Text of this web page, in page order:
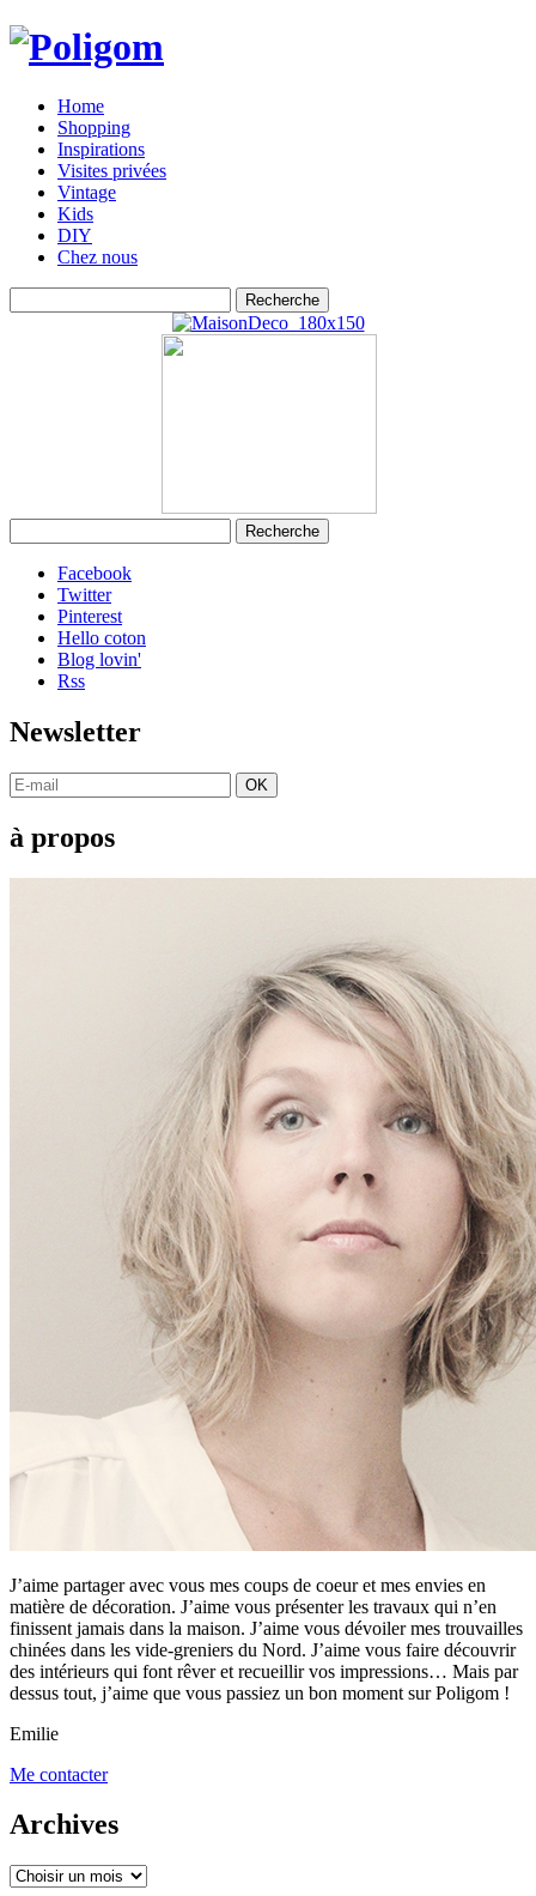
Home
Shopping
Inspirations
Visites privées
Vintage
Kids
DIY
Chez nous
Facebook
Twitter
Pinterest
Hello coton
Blog lovin'
Rss
Newsletter
OK
à propos
J’aime partager avec vous mes coups de coeur et mes envies en
matière de décoration. J’aime vous présenter les travaux qui n’en
finissent jamais dans la maison. J’aime vous dévoiler mes trouvailles
chinées dans les vide-greniers du Nord. J’aime vous faire découvrir
des intérieurs qui font rêver et recueillir vos impressions… Mais par
dessus tout, j’aime que vous passiez un bon moment sur Poligom !
Emilie
Me contacter
Archives